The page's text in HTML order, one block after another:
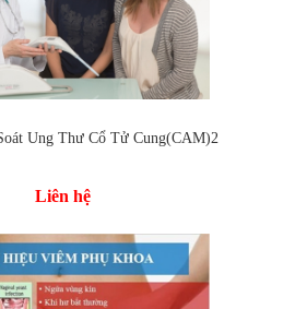
Ung Thư Cổ Tử Cung(CAM)2
Liên hệ